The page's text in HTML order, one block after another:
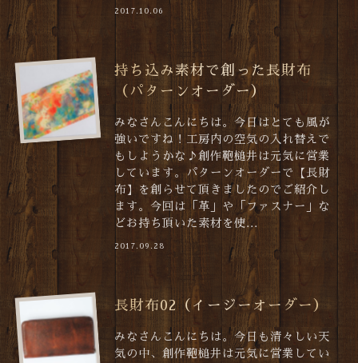
2017.10.06
持ち込み素材で創った長財布
（パターンオーダー）
みなさんこんにちは。今日はとても風が
強いですね！工房内の空気の入れ替えで
もしようかな♪創作鞄槌井は元気に営業
しています。パターンオーダーで【長財
布】を創らせて頂きましたのでご紹介し
ます。今回は「革」や「ファスナー」な
どお持ち頂いた素材を使...
2017.09.28
長財布02（イージーオーダー）
みなさんこんにちは。今日も清々しい天
気の中、創作鞄槌井は元気に営業してい